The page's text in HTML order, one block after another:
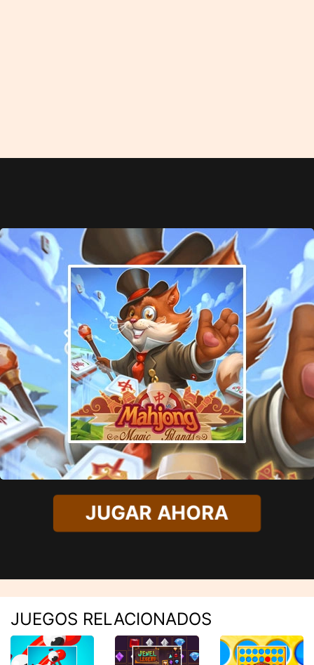
JUGAR AHORA
JUEGOS RELACIONADOS